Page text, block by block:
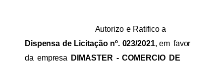
Autorizo e Ratifico a
Dispensa de Licitação nº. 023/2021, em favor
da empresa DIMASTER - COMERCIO DE